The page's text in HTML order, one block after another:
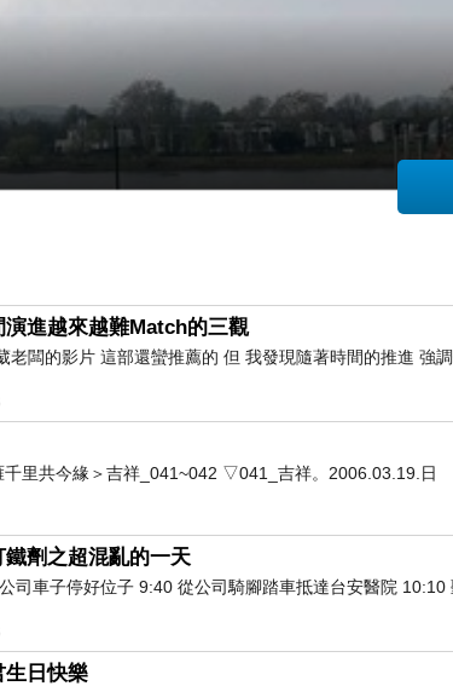
演進越來越難Match的三觀
老闆的影片 這部還蠻推薦的 但 我發現隨著時間的推進 強
千里共今緣＞吉祥_041~042 ▽041_吉祥。2006.03.19.
鐵劑之超混亂的一天
司車子停好位子 9:40 從公司騎腳踏車抵達台安醫院
生日快樂